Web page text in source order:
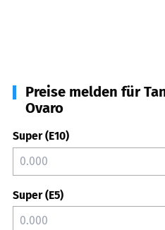
Preise melden für
Ovaro
Super (E10)
Super (E5)